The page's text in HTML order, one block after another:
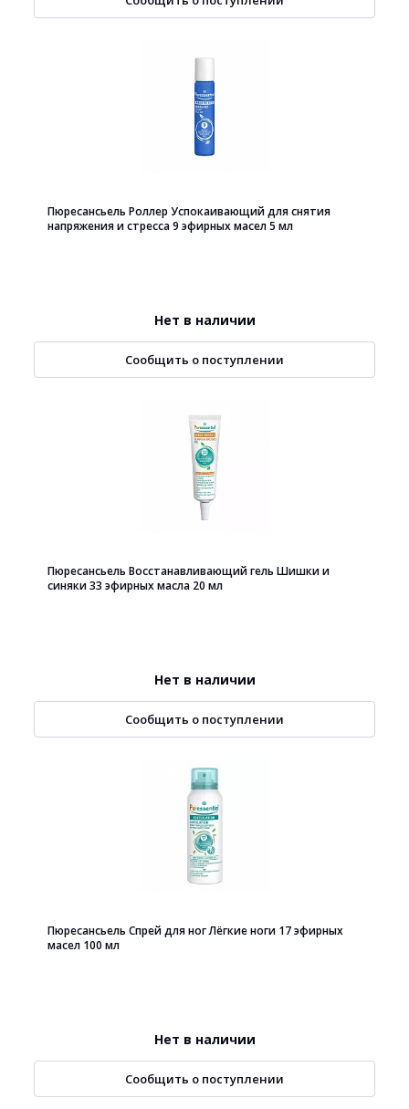
Пюресансьель Роллер Успокаивающий для снятия
напряжения и стресса 9 эфирных масел 5 мл
Нет в наличии
Сообщить о поступлении
Пюресансьель Восстанавливающий гель Шишки и
синяки 33 эфирных масла 20 мл
Нет в наличии
Сообщить о поступлении
Пюресансьель Спрей для ног Лёгкие ноги 17 эфирных
масел 100 мл
Нет в наличии
Сообщить о поступлении